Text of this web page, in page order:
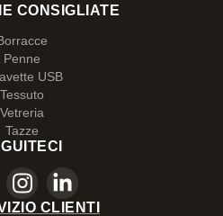
CONSIGLIATE
Penne
USB
Tessuto
Vetreria
Tazze
CLIENTI